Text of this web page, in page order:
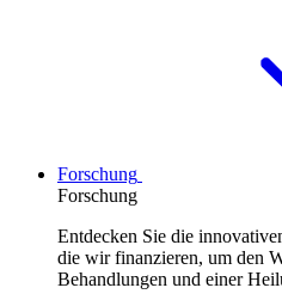
Forschung
Forschung
Entdecken Sie die
die wir finanzieren, um den
Behandlungen und einer